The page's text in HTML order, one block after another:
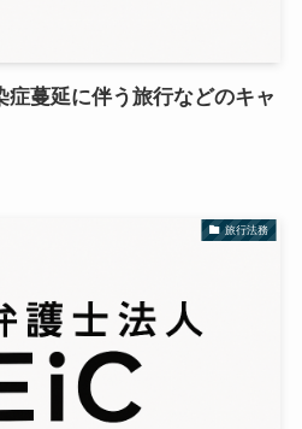
蔓延に伴う旅行などのキャ
旅行法務